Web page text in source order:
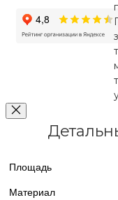
Площадь
Материал